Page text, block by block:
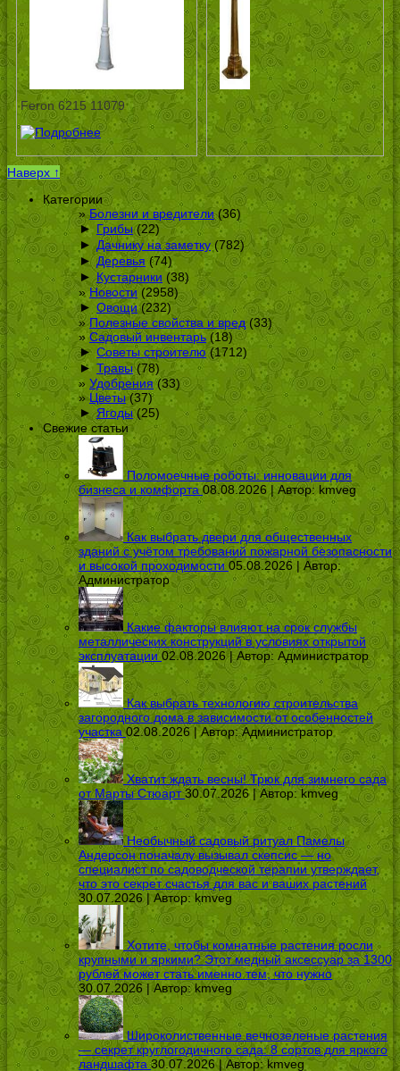
Feron 6215 11079
Наверх ↑
Категории
Болезни и вредители(36)
► Грибы(22)
► Дачнику на заметку (782)
► Деревья (74)
► Кустарники (38)
Новости(2958)
► Овощи(232)
Полезные свойства и вред(33)
Садовый инвентарь (18)
► Советы строителю(1712)
► Травы(78)
Удобрения(33)
Цветы(37)
► Ягоды(25)
Свежие статьи
Поломоечные роботы: инновации для
бизнеса и комфорта 08.08.2026 | Автор: kmveg
Как выбрать двери для общественных
зданий с учётом требований пожарной безопасности
и высокой проходимости 05.08.2026 | Автор:
Администратор
Какие факторы влияют на срок службы
металлических конструкций в условиях открытой
эксплуатации 02.08.2026 | Автор: Администратор
Как выбрать технологию строительства
загородного дома в зависимости от особенностей
участка 02.08.2026 | Автор:Администратор
Хватит ждать весны! Трюк для зимнего сада
от Марты Стюарт 30.07.2026 | Автор:kmveg
Необычный садовый ритуал Памелы
Андерсон поначалу вызывал скепсис — но
специалист по садоводческой терапии утверждает,
что это секрет счастья для вас и ваших растений
30.07.2026 | Автор: kmveg
Хотите, чтобы комнатные растения росли
крупными и яркими? Этот медный аксессуар за 1300
рублей может стать именно тем, что нужно
30.07.2026 | Автор:kmveg
Широколиственные вечнозеленые растения
— секрет круглогодичного сада: 8 сортов для яркого
ландшафта 30.07.2026 | Автор:kmveg